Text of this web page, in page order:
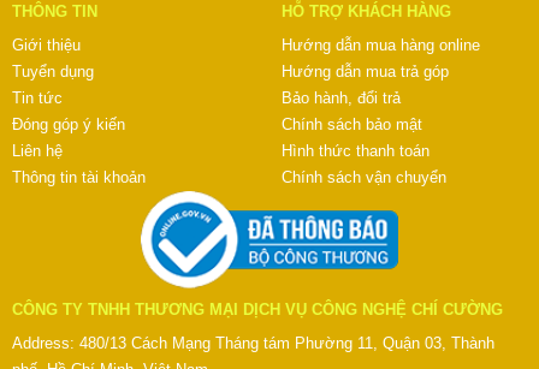
THÔNG TIN
Giới thiệu
Tuyển dụng
Tin tức
Đóng góp ý kiến
Liên hệ
Thông tin tài khoản
HỖ TRỢ KHÁCH HÀNG
Hướng dẫn mua hàng online
Hướng dẫn mua trả góp
Bảo hành, đổi trả
Chính sách bảo mật
Hình thức thanh toán
Chính sách vận chuyển
CÔNG TY TNHH THƯƠNG MẠI DỊCH VỤ CÔNG NGHỆ CHÍ CƯỜNG
Address: 480/13 Cách Mạng Tháng tám Phường 11, Quận 03, Thành